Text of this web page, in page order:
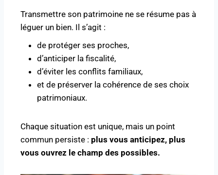
Transmettre son patrimoine ne se résume pas à
léguer un bien. Il s’agit :
de protéger ses proches,
d’anticiper la fiscalité,
d’éviter les conflits familiaux,
et de préserver la cohérence de ses choix
patrimoniaux.
Chaque situation est unique, mais un point
commun persiste : plus vous anticipez, plus
vous ouvrez le champ des possibles.